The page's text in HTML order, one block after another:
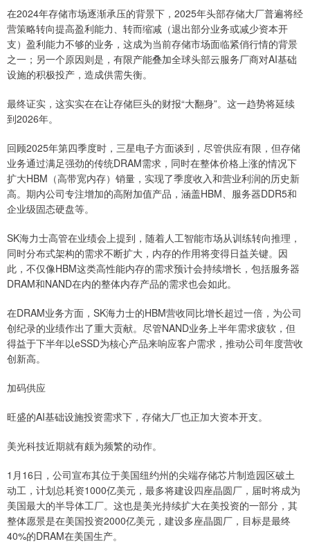
在2024年存储市场逐渐承压的背景下，2025年头部存储大厂普遍将经
营策略转向提高盈利能力、转而缩减（退出部分业务或减少资本开
支）盈利能力不够的业务，这成为当前存储市场面临紧俏行情的背景
之一；另一个原因则是，有限产能叠加全球头部云服务厂商对AI基础
设施的积极投产，造成供需失衡。
最终证实，这实实在在让存储巨头的财报“大翻身”。这一趋势将延续
到2026年。
回顾2025年第四季度时，三星电子方面谈到，尽管供应有限，但存储
业务通过满足强劲的传统DRAM需求，同时在整体价格上涨的情况下
扩大HBM（高带宽内存）销量，实现了季度收入和营业利润的历史新
高。期内公司专注增加的高附加值产品，涵盖HBM、服务器DDR5和
企业级固态硬盘等。
SK海力士高管在业绩会上提到，随着人工智能市场从训练转向推理，
同时分布式架构的需求不断扩大，内存的作用将变得日益关键。因
此，不仅像HBM这类高性能内存的需求预计会持续增长，包括服务器
DRAM和NAND在内的整体内存产品的需求也会如此。
在DRAM业务方面，SK海力士的HBM营收同比增长超过一倍，为公司
创纪录的业绩作出了重大贡献。尽管NAND业务上半年需求疲软，但
得益于下半年以eSSD为核心产品来响应客户需求，推动公司年度营收
创新高。
加码供应
旺盛的AI基础设施投资需求下，存储大厂也正加大资本开支。
美光科技近期就有颇为频繁的动作。
1月16日，公司宣布其位于美国纽约州的尖端存储芯片制造园区破土
动工，计划总耗资1000亿美元，最多将建设四座晶圆厂，届时将成为
美国最大的半导体工厂。这也是美光持续扩大在美投资的一部分，其
整体愿景是在美国投资2000亿美元，建设多座晶圆厂，目标是最终
40%的DRAM在美国生产。